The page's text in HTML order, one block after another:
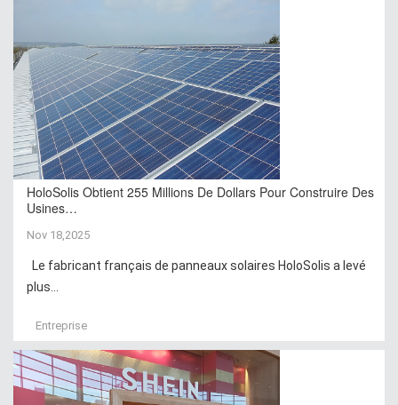
HoloSolis Obtient 255 Millions De Dollars Pour Construire Des
Usines…
Nov 18,2025
Le fabricant français de panneaux solaires HoloSolis a levé
plus...
Entreprise